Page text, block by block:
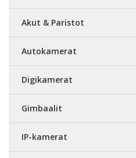
Akut & Paristot
Autokamerat
Digikamerat
Gimbaalit
IP-kamerat